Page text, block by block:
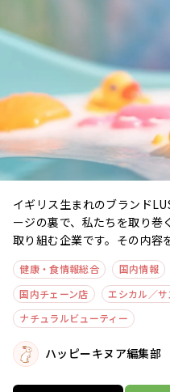
イギリス生まれのブランド
ージの裏で、私たちを取り巻
取り組む企業です。その内容
健康・食情報総合 国内情報
国内チェーン店
エシカル／
ナチュラルビューティー
ハッピーキヌア編集部